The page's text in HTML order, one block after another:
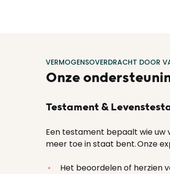
VERMOGENSOVERDRACHT DOOR
Onze
Testament &
Een testament bepaalt wie uw
meer toe in staat bent. Onze
Het beoordelen of herzien